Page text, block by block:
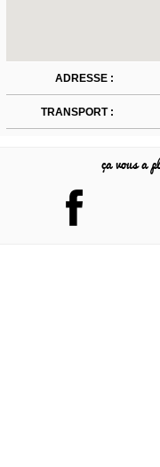
ADRESSE :
TRANSPORT :
ça vous a